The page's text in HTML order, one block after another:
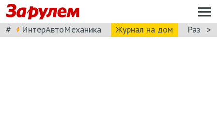
# ИнтерАвтоМеханика Журнал на дом >